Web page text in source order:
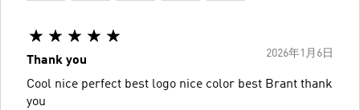
2026年1月6日
Thank you
Cool nice perfect best logo nice color best Brant thank
you